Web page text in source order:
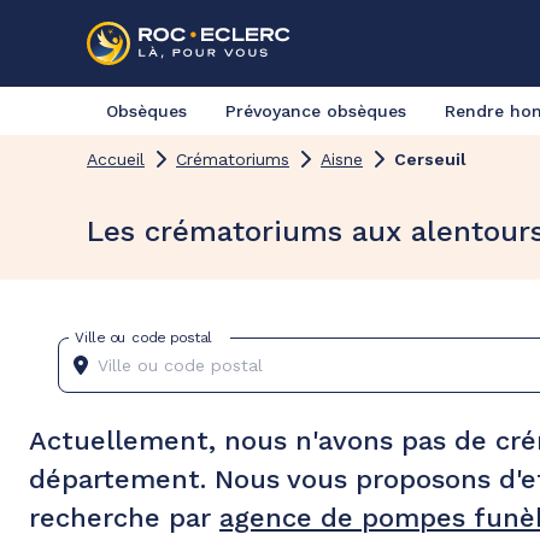
Obsèques Prévoyance obsèques Rendre
Accueil Crématoriums Aisne Cerseuil
Les crématoriums aux
Ville ou code postal
Actuellement, nous n'avons pas de
département. Nous vous proposons
recherche par agence de pompes